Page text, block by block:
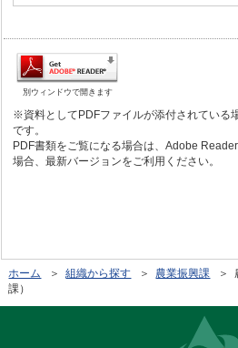
別ウィンドウで開きます
※資料としてPDFファイルが添付されている
です。
PDF書類をご覧になる場合は、Adobe
場合、最新バージョンをご利用ください。
ホーム ＞組織から探す ＞ 農業振興課
＞
課）